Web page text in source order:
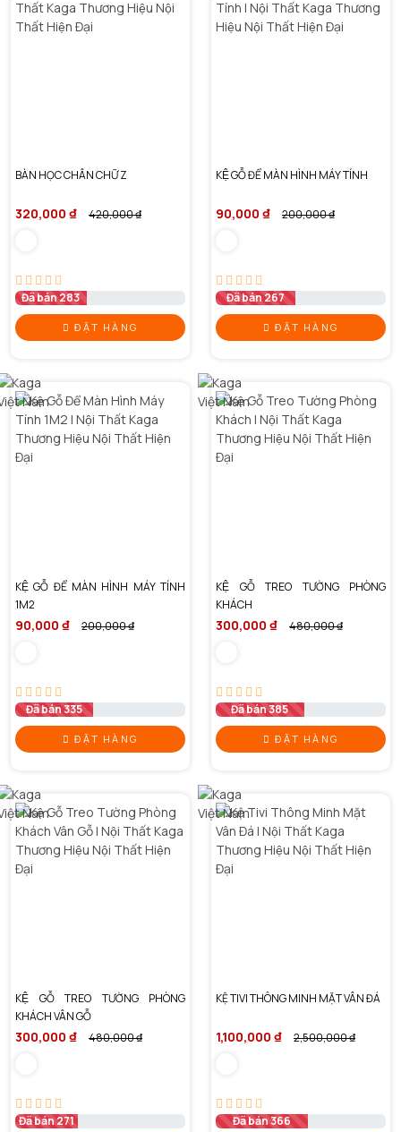
BÀN HỌC CHÂN CHỮ Z
320,000 ₫ 420,000 ₫
Đã bán 283
ĐẶT HÀNG
KỆ GỖ ĐỂ MÀN HÌNH MÁY TÍNH
90,000 ₫ 200,000 ₫
Đã bán 267
ĐẶT HÀNG
KỆ GỖ ĐỂ MÀN HÌNH MÁY TÍNH
1M2
90,000 ₫ 200,000 ₫
Đã bán 335
ĐẶT HÀNG
KỆ GỖ TREO TƯỜNG PHÒNG
KHÁCH
300,000 ₫ 480,000 ₫
Đã bán 385
ĐẶT HÀNG
KỆ GỖ TREO TƯỜNG PHÒNG
KHÁCH VÂN GỖ
300,000 ₫ 480,000 ₫
Đã bán 271
KỆ TIVI THÔNG MINH MẶT VÂN ĐÁ
1,100,000 ₫ 2,500,000 ₫
Đã bán 366